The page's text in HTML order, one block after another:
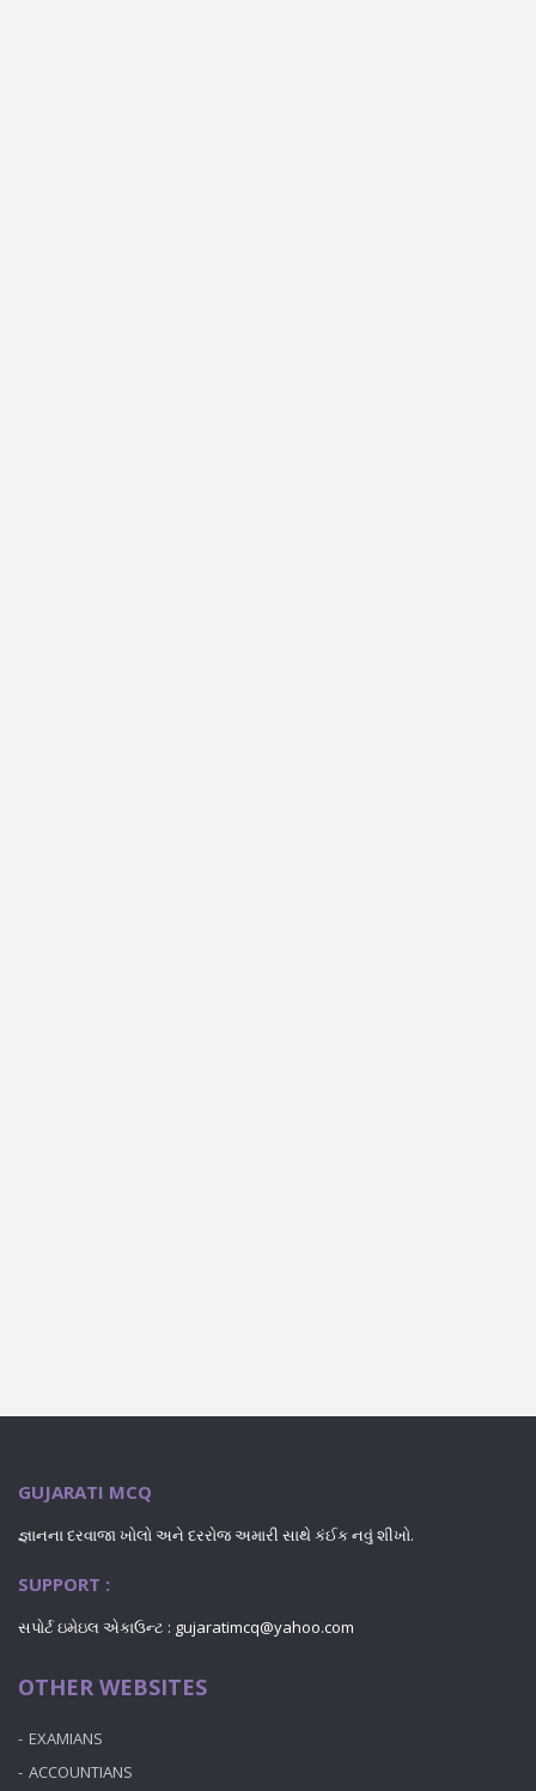
GUJARATI MCQ
જ્ઞાનના દરવાજા ખોલો અને દરરોજ અમારી સાથે કંઈક નવું શીખો.
SUPPORT :
સપોર્ટ ઇમેઇલ એકાઉન્ટ : gujaratimcq@yahoo.com
OTHER WEBSITES
EXAMIANS
ACCOUNTIANS